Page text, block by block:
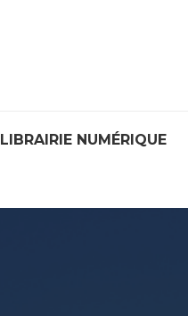
LIBRAIRIE NUMÉRIQUE